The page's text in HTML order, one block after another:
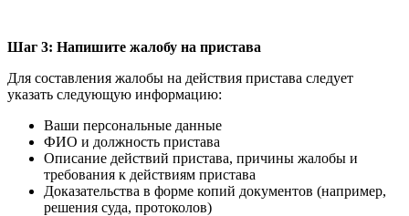
Шаг 3: Напишите жалобу на пристава
Для составления жалобы на действия пристава следует
указать следующую информацию:
Ваши персональные данные
ФИО и должность пристава
Описание действий пристава, причины жалобы и
требования к действиям пристава
Доказательства в форме копий документов (например,
решения суда, протоколов)